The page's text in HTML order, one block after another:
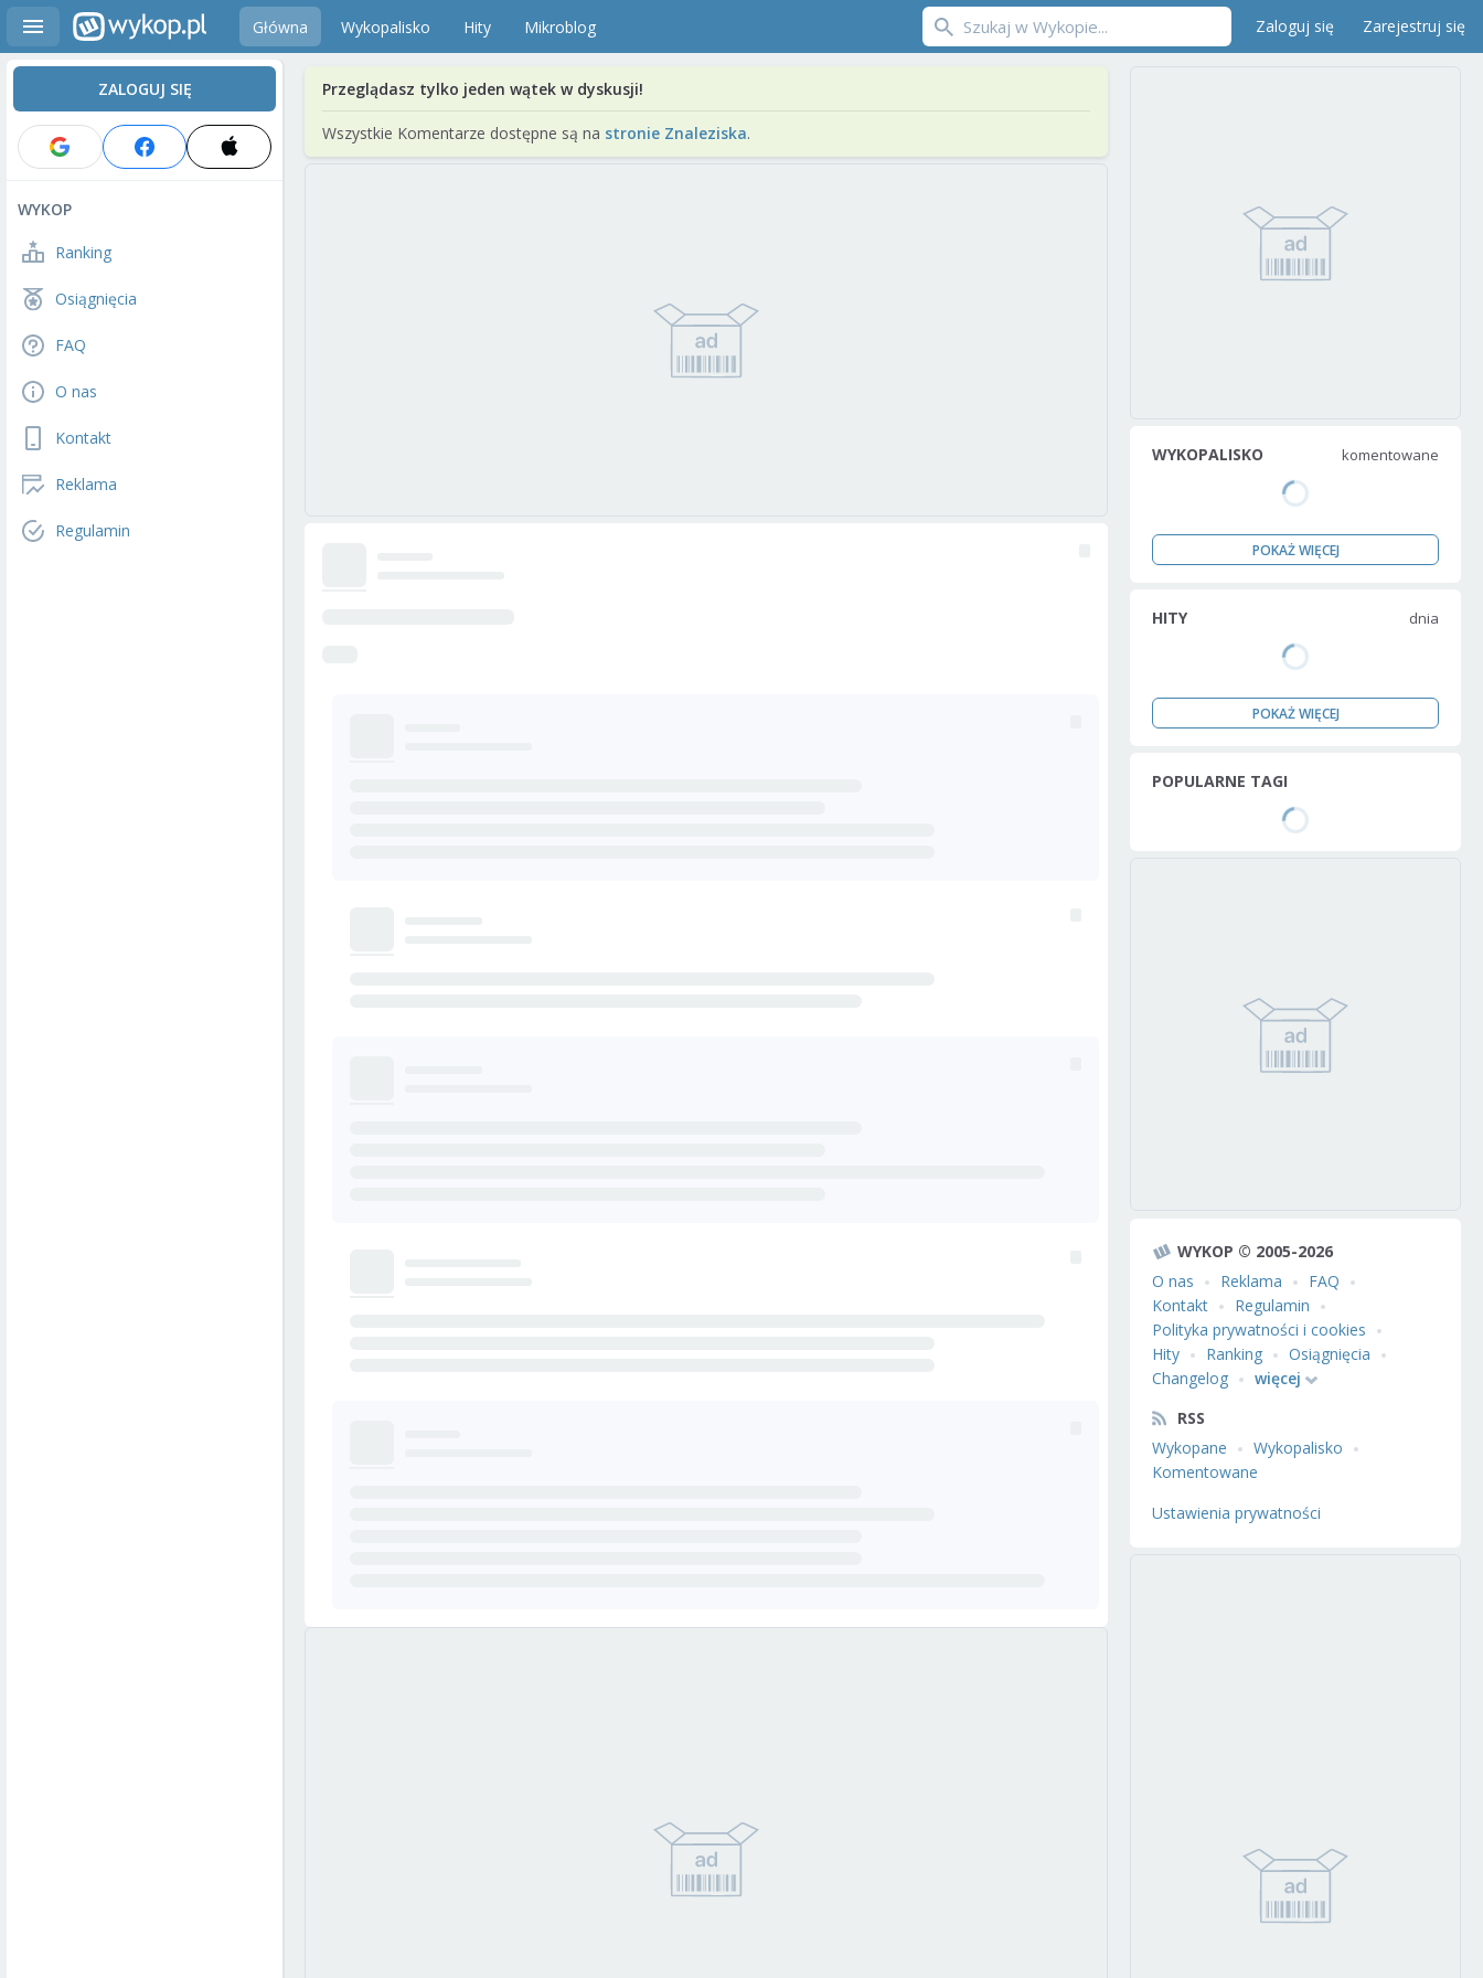
Główna Wykopalisko Hity Mikroblog Zaloguj się Zarejestruj się
ZALOGUJ SIĘ
WYKOP
Ranking
Osiągnięcia
FAQ
O nas
Kontakt
Reklama
Regulamin
Przeglądasz tylko jeden wątek w dyskusji!
Wszystkie Komentarze dostępne są na stronie Znaleziska.
WYKOPALISKO komentowane
POKAŻ WIĘCEJ
HITY dnia
POKAŻ WIĘCEJ
POPULARNE TAGI
WYKOP © 2005-2026
O nas
Reklama
FAQ
Kontakt
Regulamin
Polityka prywatności i cookies
Hity
Ranking
Osiągnięcia
Changelog
więcej
RSS
Wykopane
Wykopalisko
Komentowane
Ustawienia prywatności